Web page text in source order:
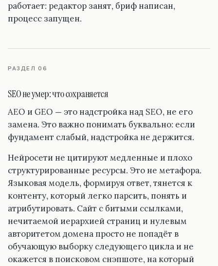
работает: редактор занят, бриф написан,
процесс запущен.
РАЗДЕЛ 06
SEO не умер: что сохраняется
AEO и GEO — это надстройка над SEO, не его
замена. Это важно понимать буквально: если
фундамент слабый, надстройка не держится.
Нейросети не цитируют медленные и плохо
структурированные ресурсы. Это не метафора.
Языковая модель, формируя ответ, тянется к
контенту, который легко парсить, понять и
атрибутировать. Сайт с битыми ссылками,
нечитаемой иерархией страниц и нулевым
авторитетом домена просто не попадёт в
обучающую выборку следующего цикла и не
окажется в поисковом снэпшоте, на который